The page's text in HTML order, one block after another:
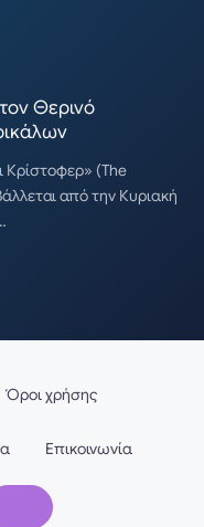
Θερινό
(The
από την Κυριακή
Όροι χρήσης
Επικοινωνία